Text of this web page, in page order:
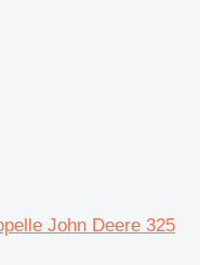
John Deere 325